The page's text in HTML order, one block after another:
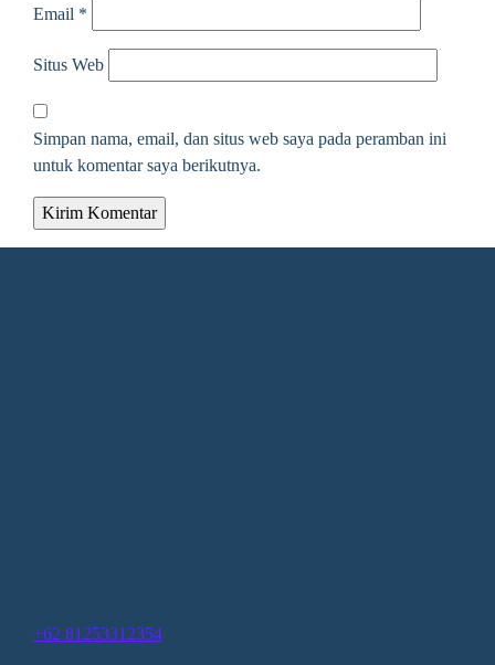
Email *
Situs Web
Simpan nama, email, dan situs web saya pada peramban ini
untuk komentar saya berikutnya.
+62 81253312354